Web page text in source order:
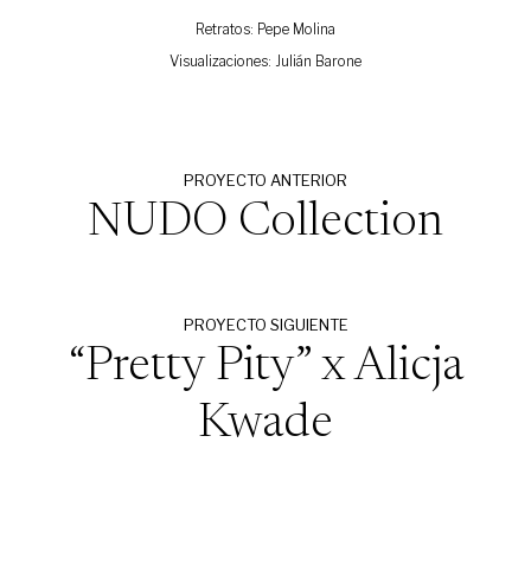
Retratos: Pepe Molina
Visualizaciones: Julián Barone
PROYECTO ANTERIOR
NUDO Collection
PROYECTO SIGUIENTE
“Pretty Pity” x Alicja
Kwade